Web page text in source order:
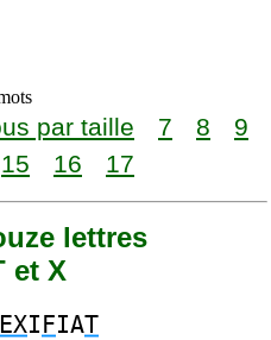
par taille 7 8
9
15 16 17
lettres
et X
IFIAT